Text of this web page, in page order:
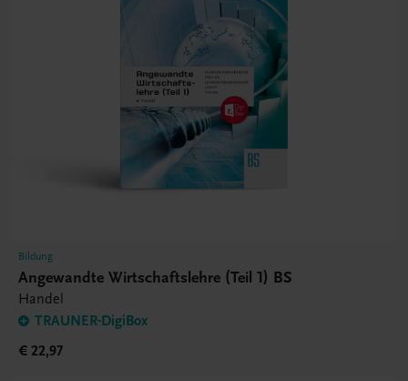
Bildung
Angewandte Wirtschaftslehre (Teil 1) BS
Handel
TRAUNER-DigiBox
€ 22,97